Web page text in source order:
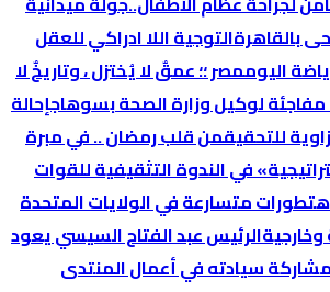
بالقاهرةالتوجية اللا ادراكي للعقل
اليوممصر ؛؛ عمقٌ لا يُختزل ، وتاريخٌ لا
لوكيل وزارة الصحة بسوهاجإحالة
للتحقيقمن قلب رمضان .. في مبرة
في الندوة التثقيفية للقوات
تطورات متسارعة في الولايات المتحدة
الرئيس عبد الفتاح السيسي يعود
سيادته في أعمال المنتدى